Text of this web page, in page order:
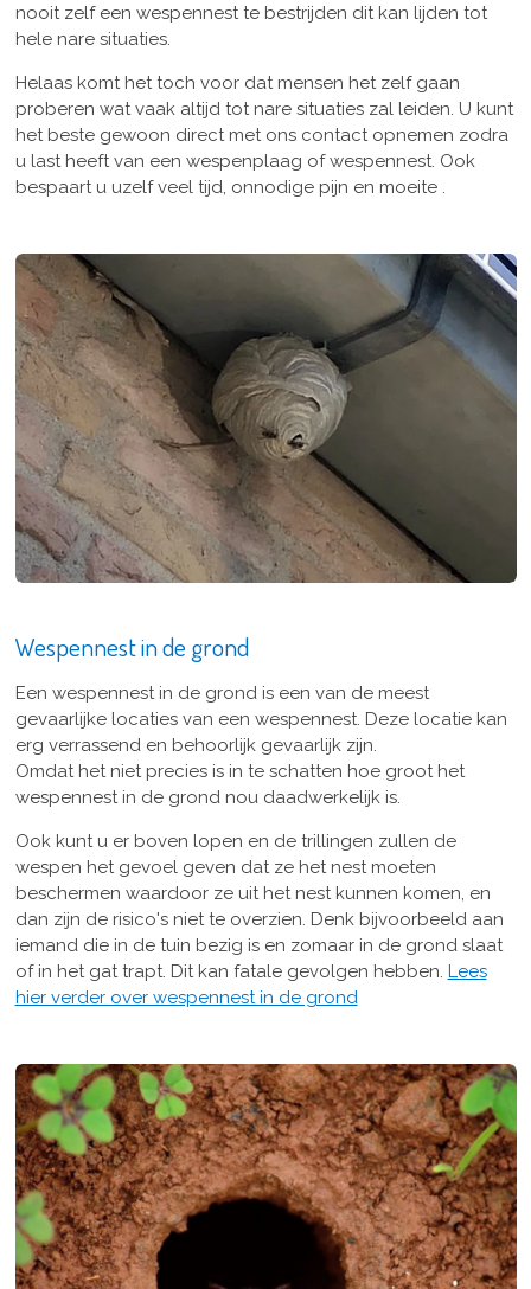
nooit zelf een wespennest te bestrijden dit kan lijden tot
hele nare situaties.
Helaas komt het toch voor dat mensen het zelf gaan
proberen wat vaak altijd tot nare situaties zal leiden. U kunt
het beste gewoon direct met ons contact opnemen zodra
u last heeft van een wespenplaag of wespennest. Ook
bespaart u uzelf veel tijd, onnodige pijn en moeite .
Wespennest in de grond
Een wespennest in de grond is een van de meest
gevaarlijke locaties van een wespennest. Deze locatie kan
erg verrassend en behoorlijk gevaarlijk zijn.
Omdat het niet precies is in te schatten hoe groot het
wespennest in de grond nou daadwerkelijk is.
Ook kunt u er boven lopen en de trillingen zullen de
wespen het gevoel geven dat ze het nest moeten
beschermen waardoor ze uit het nest kunnen komen, en
dan zijn de risico's niet te overzien. Denk bijvoorbeeld aan
iemand die in de tuin bezig is en zomaar in de grond slaat
of in het gat trapt. Dit kan fatale gevolgen hebben. Lees
hier verder over wespennest in de grond